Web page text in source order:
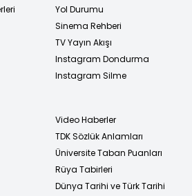
Yol Durumu
Sinema Rehberi
TV Yayın Akışı
Instagram Dondurma
Instagram Silme
Video Haberler
TDK Sözlük Anlamları
Üniversite Taban Puanları
Rüya Tabirleri
Dünya Tarihi ve Türk Tarihi